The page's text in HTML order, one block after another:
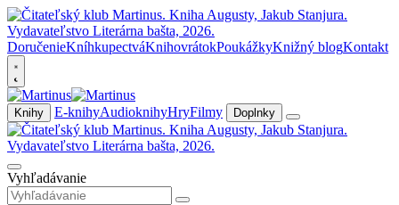
DoručenieKníhkupectváKnihovrátokPoukážkyKnižný blogKontakt
Knihy E-knihyAudioknihyHryFilmy Doplnky
Vyhľadávanie